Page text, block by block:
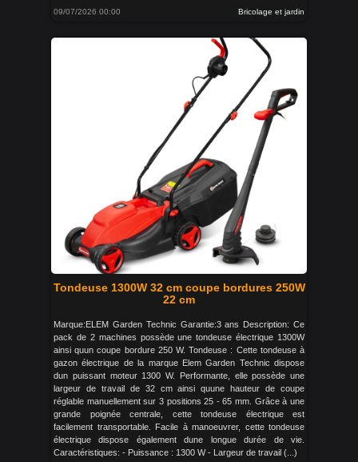
09/07/2026 00:00 Bricolage et jardin
Tondeuse 1300W 32 cm coupe bordures 250W
22 cm
Marque:ELEM Garden Technic Garantie:3 ans Description: Ce
pack de 2 machines possède une tondeuse électrique 1300W
ainsi quun coupe bordure 250 W. Tondeuse : Cette tondeuse à
gazon électrique de la marque Elem Garden Technic dispose
dun puissant moteur 1300 W. Performante, elle possède une
largeur de travail de 32 cm ainsi quune hauteur de coupe
réglable manuellement sur 3 positions 25 - 65 mm. Grâce à une
grande poignée centrale, cette tondeuse électrique est
facilement transportable. Facile à manoeuvrer, cette tondeuse
électrique dispose également dune longue durée de vie.
Caractéristiques: - Puissance : 1300 W - Largeur de travail (...)